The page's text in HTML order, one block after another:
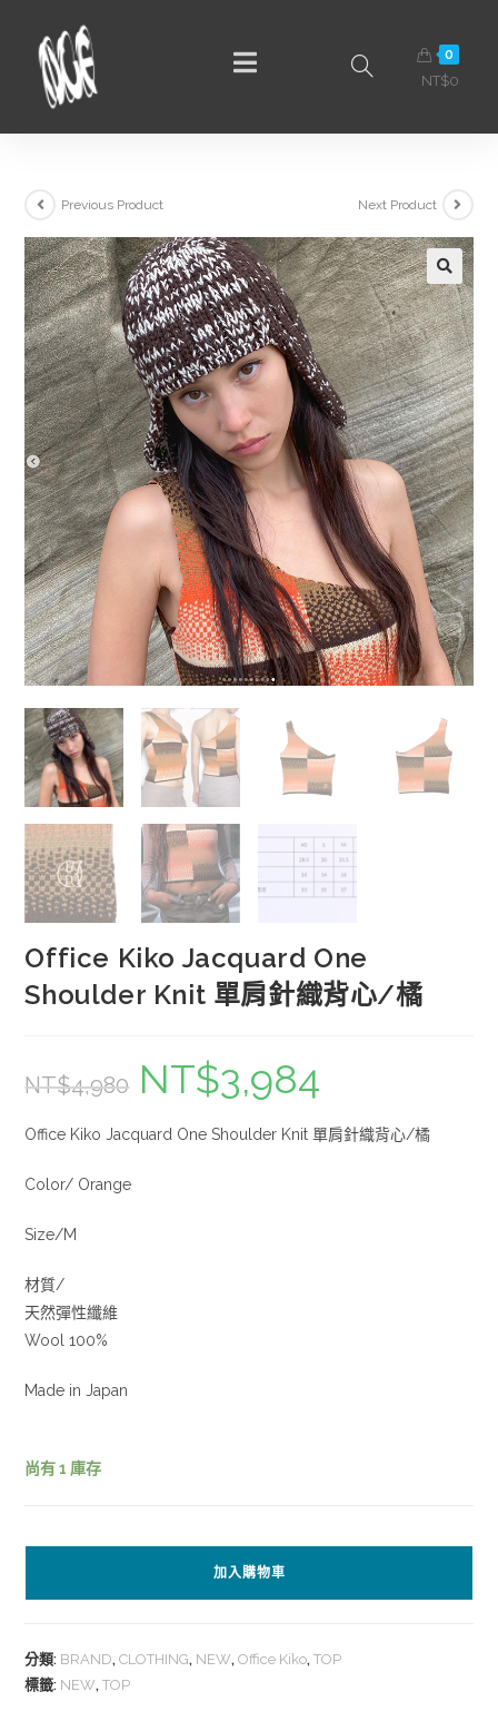
0
NT$0
Previous Product Next Product
Office Kiko Jacquard One
Shoulder Knit 單肩針織背心/橘
NT$4,980 NT$3,984
Office Kiko Jacquard One Shoulder Knit 單肩針織背心/橘
Color/ Orange
Size/M
材質/
天然彈性纖維
Wool 100%
Made in Japan
尚有 1 庫存
加入購物車
分類: BRAND,CLOTHING, NEW,Office Kiko,TOP
標籤: NEW,TOP